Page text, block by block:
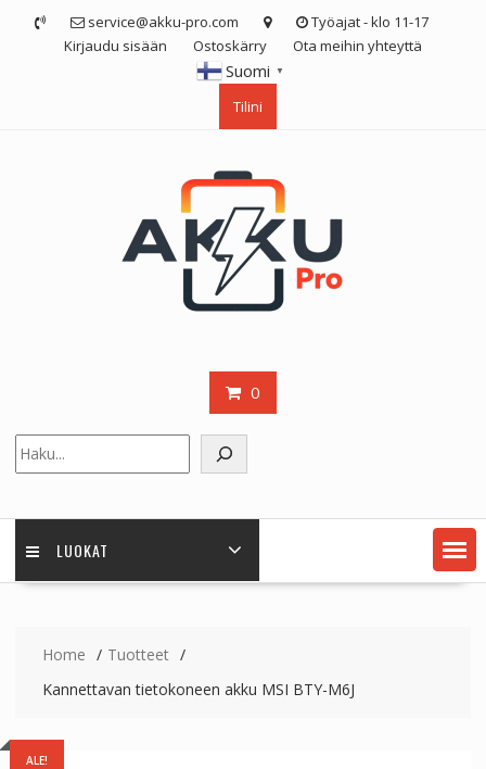
service@akku-pro.com
Työajat - klo 11-17
Kirjaudu sisään
Ostoskärry Ota meihin yhteyttä
Suomi ▼
Tilini
0
LUOKAT
Home
Tuotteet
Kannettavan tietokoneen akku MSI BTY-M6J
ALE!